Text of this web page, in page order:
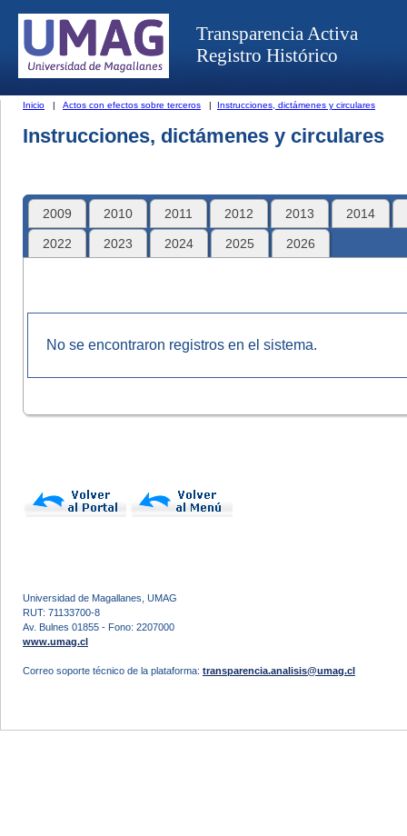
Transparencia Activa
Registro Histórico
Inicio | Actos con efectos sobre terceros | Instrucciones, dictámenes y circulares
Instrucciones, dictámenes y circulares
2009 2010 2011 2012 2013 2014
2022 2023 2024 2025 2026
No se encontraron registros en el sistema.
Universidad de Magallanes, UMAG
RUT: 71133700-8
Av. Bulnes 01855 - Fono: 2207000
www.umag.cl
Correo soporte técnico de la plataforma: transparencia.analisis@umag.cl